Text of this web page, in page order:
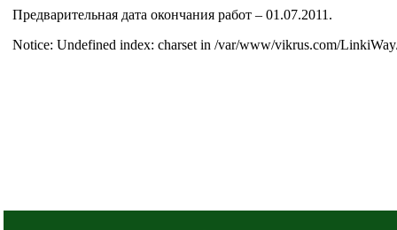
Предварительная дата окончания работ – 01.07.2011.
Notice: Undefined index: charset in /var/www/vikrus.com/